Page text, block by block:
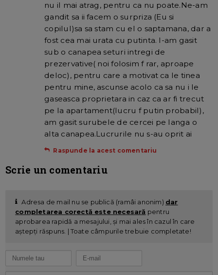
nu il mai atrag, pentru ca nu poate.Ne-am
gandit sa ii facem o surpriza (Eu si
copilul)sa sa stam cu el o saptamana, dar a
fost cea mai urata cu putinta. I-am gasit
sub o canapea seturi intregi de
prezervative( noi folosim f rar, aproape
deloc), pentru care a motivat ca le tinea
pentru mine, ascunse acolo ca sa nu i le
gaseasca proprietara in caz ca ar fi trecut
pe la apartament(lucru f putin probabil),
am gasit surubele de cercei pe langa o
alta canapea.Lucrurile nu s-au oprit ai
Raspunde la acest comentariu
Scrie un comentariu
Adresa de mail nu se publică (ramâi anonim) dar
completarea corectă este necesară pentru
aprobarea rapidă a mesajului, și mai ales în cazul în care
aștepți răspuns. | Toate câmpurile trebuie completate!